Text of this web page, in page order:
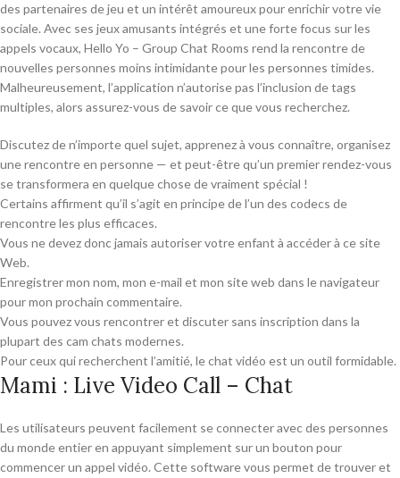
des partenaires de jeu et un intérêt amoureux pour enrichir votre vie
sociale. Avec ses jeux amusants intégrés et une forte focus sur les
appels vocaux, Hello Yo – Group Chat Rooms rend la rencontre de
nouvelles personnes moins intimidante pour les personnes timides.
Malheureusement, l’application n’autorise pas l’inclusion de tags
multiples, alors assurez-vous de savoir ce que vous recherchez.
Discutez de n’importe quel sujet, apprenez à vous connaître, organisez
une rencontre en personne — et peut-être qu’un premier rendez-vous
se transformera en quelque chose de vraiment spécial !
Certains affirment qu’il s’agit en principe de l’un des codecs de
rencontre les plus efficaces.
Vous ne devez donc jamais autoriser votre enfant à accéder à ce site
Web.
Enregistrer mon nom, mon e-mail et mon site web dans le navigateur
pour mon prochain commentaire.
Vous pouvez vous rencontrer et discuter sans inscription dans la
plupart des cam chats modernes.
Pour ceux qui recherchent l’amitié, le chat vidéo est un outil formidable.
Mami : Live Video Call – Chat
Les utilisateurs peuvent facilement se connecter avec des personnes
du monde entier en appuyant simplement sur un bouton pour
commencer un appel vidéo. Cette software vous permet de trouver et